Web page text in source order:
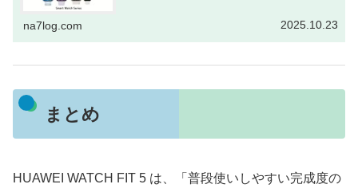
na7log.com 2025.10.23
まとめ
HUAWEI WATCH FIT 5 は、「普段使いしやすい完成度の